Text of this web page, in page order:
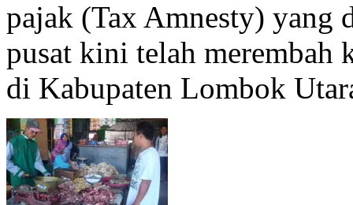
pajak (Tax Amnesty) yang
pusat kini telah merembah
di Kabupaten Lombok